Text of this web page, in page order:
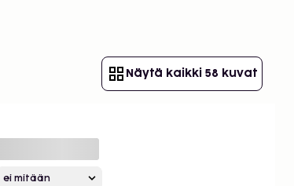
Näytä kaikki 58 kuvat